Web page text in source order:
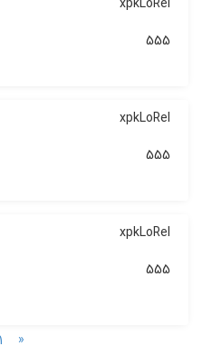
555
xpkLoRel
555
xpkLoRel
555
«
1